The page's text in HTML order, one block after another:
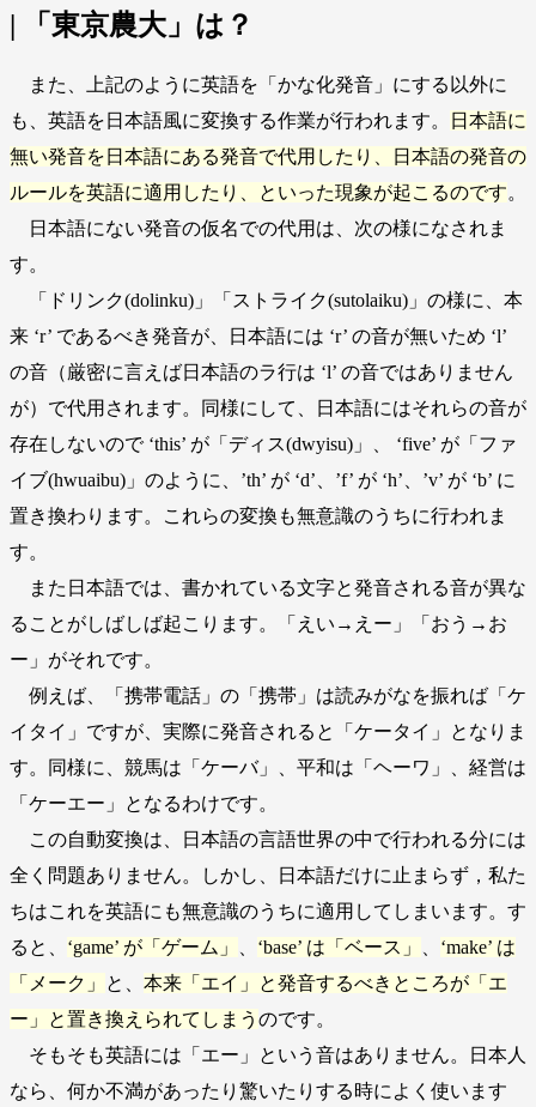
| 「東京農大」は？
また、上記のように英語を「かな化発音」にする以外に
も、英語を日本語風に変換する作業が行われます。
日本語に
無い発音を日本語にある発音で代用したり、日本語の発音の
ルールを英語に適用したり、といった現象が起こるのです。
日本語にない発音の仮名での代用は、次の様になされま
す。
「ドリンク(dolinku)」「ストライク(sutolaiku)」の様に、本
来 ‘r’ であるべき発音が、日本語には ‘r’ の音が無いため ‘l’
の音（厳密に言えば日本語のラ行は ‘l’ の音ではありません
が）で代用されます。同様にして、日本語にはそれらの音が
存在しないので ‘this’ が「ディス(dwyisu)」、 ‘five’ が「ファ
イブ(hwuaibu)」のように、’th’ が ‘d’、’f’ が ‘h’、’v’ が ‘b’ に
置き換わります。これらの変換も無意識のうちに行われま
す。
また日本語では、書かれている文字と発音される音が異な
ることがしばしば起こります。「えい→えー」「おう→お
ー」がそれです。
例えば、「携帯電話」の「携帯」は読みがなを振れば「ケ
イタイ」ですが、実際に発音されると「ケータイ」となりま
す。同様に、競馬は「ケーバ」、平和は「ヘーワ」、経営は
「ケーエー」となるわけです。
この自動変換は、日本語の言語世界の中で行われる分には
全く問題ありません。しかし、日本語だけに止まらず，私た
ちはこれを英語にも無意識のうちに適用してしまいます。す
ると、 ‘game’ が「ゲーム」 ‘base’ は「ベース」
‘make’ は
「メーク」
と、 本来「エイ」と発音するべきところが「エ
ー」と置き換えられてしまう のです。
そもそも英語には「エー」という音はありません。日本人
なら、何か不満があったり驚いたりする時によく使います